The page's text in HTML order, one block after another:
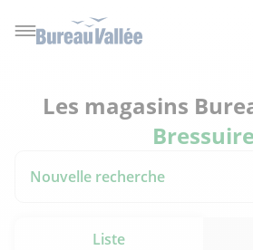
Les magasins
Bressuire
Nouvelle recherche
Liste